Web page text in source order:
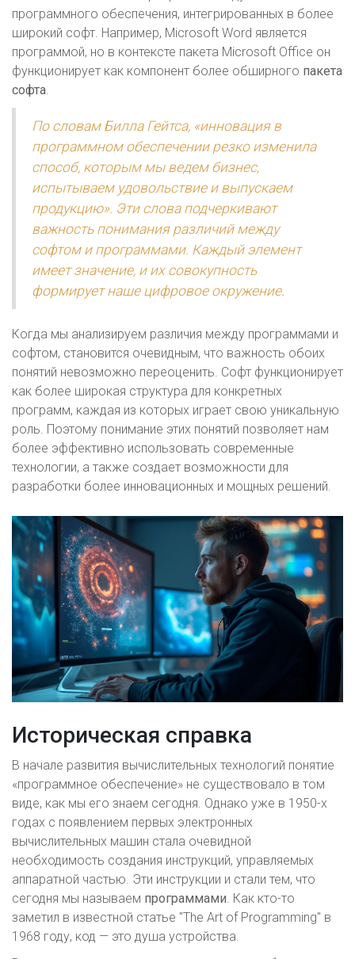
программного обеспечения, интегрированных в более
широкий софт. Например, Microsoft Word является
программой, но в контексте пакета Microsoft Office он
функционирует как компонент более обширного пакета
софта.
По словам Билла Гейтса, «инновация в
программном обеспечении резко изменила
способ, которым мы ведем бизнес,
испытываем удовольствие и выпускаем
продукцию». Эти слова подчеркивают
важность понимания различий между
софтом и программами. Каждый элемент
имеет значение, и их совокупность
формирует наше цифровое окружение.
Когда мы анализируем различия между программами и
софтом, становится очевидным, что важность обоих
понятий невозможно переоценить. Софт функционирует
как более широкая структура для конкретных
программ, каждая из которых играет свою уникальную
роль. Поэтому понимание этих понятий позволяет нам
более эффективно использовать современные
технологии, а также создает возможности для
разработки более инновационных и мощных решений.
Историческая справка
В начале развития вычислительных технологий понятие
«программное обеспечение» не существовало в том
виде, как мы его знаем сегодня. Однако уже в 1950-х
годах с появлением первых электронных
вычислительных машин стала очевидной
необходимость создания инструкций, управляемых
аппаратной частью. Эти инструкции и стали тем, что
сегодня мы называем программами. Как кто-то
заметил в известной статье "The Art of Programming" в
1968 году, код — это душа устройства.